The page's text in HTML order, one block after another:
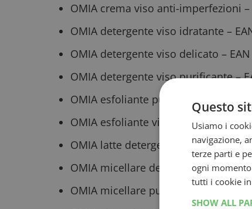
OMIA crema viso anti-imperfezioni –
OMIA detergente viso idratante –
OMIA detergente viso delicato –
OMIA detergente viso purificante –
OMIA esfoliante purificante – EAN
OMIA esfoliante viso delicato – EAN
OMIA latte detergente idratante –
OMIA micellare delicata – EAN
OMIA micellare purificante – EAN
Questo
Usiamo i
navigazione,
terze parti e
ogni
tutti i cookie
SHOW ALL